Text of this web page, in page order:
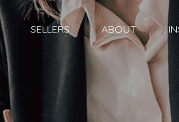
SELLERS ABOUT